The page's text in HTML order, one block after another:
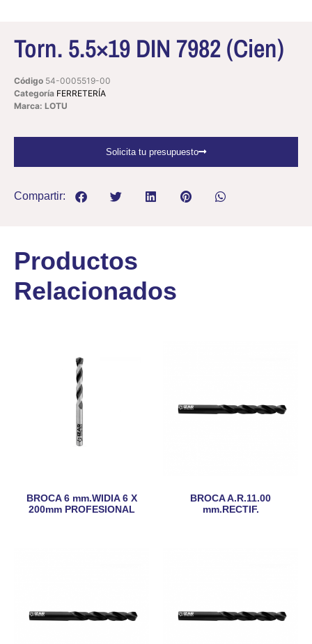
Torn. 5.5×19 DIN 7982 (Cien)
Código 54-0005519-00
Categoría FERRETERÍA
Marca: LOTU
Solicita tu presupuesto
Compartir:
Productos
Relacionados
BROCA 6 mm.WIDIA 6 X
200mm PROFESIONAL
BROCA A.R.11.00
mm.RECTIF.